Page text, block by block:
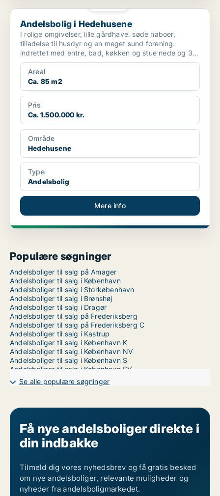
Andelsbolig i Hedehusene
Andelsbolig i Hedehusene
I rolige omgivelser, lille gårdhave. søde naboer,
tilladelse til husdyr og en meget sund forening.
indrettet med entre, bad, køkken og stue nede og 3
værels...
Areal
Ca. 85 m2
Pris
Ca. 1.500.000 kr.
Område
Hedehusene
Type
Andelsbolig
Mere info
Populære søgninger
Andelsboliger til salg på Amager
Andelsboliger til salg i København
Andelsboliger til salg i Storkøbenhavn
Andelsboliger til salg i Brønshøj
Andelsboliger til salg i Dragør
Andelsboliger til salg på Frederiksberg
Andelsboliger til salg på Frederiksberg C
Andelsboliger til salg i Kastrup
Andelsboliger til salg i København K
Andelsboliger til salg i København NV
Andelsboliger til salg i København S
Andelsboliger til salg i København SV
Andelsboliger til salg i Nordhavn
Andelsboliger til salg på Nørrebro
Andelsboliger til salg i Ørestad
Andelsboliger til salg på Østerbro
Se alle populære søgninger
Få nye andelsboliger direkte i
din indbakke
Tilmeld dig vores nyhedsbrev og få gratis besked
om nye andelsboliger, relevante muligheder og
nyheder fra andelsboligmarkedet.